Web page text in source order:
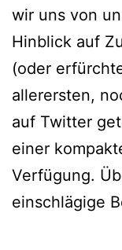
wir uns von
Hinblick auf
(oder
allerersten,
auf Twitter
einer
Verfügung.
einschlägige